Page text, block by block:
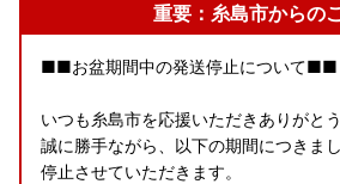
重要：糸島市からの
■■お盆期間中の発送停止について■■
いつも糸島市を応援いただきありがと
誠に勝手ながら、以下の期間につきま
停止させていただきます。